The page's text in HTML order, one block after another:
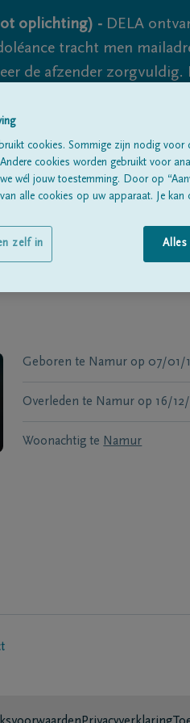
oplichting) - DELA
tracht men
de afzender
volledig uit te sluiten,
Geboren te Namur op 07/01/
Overleden te Namur op 16/
Woonachtig te Namur
cookies. Sommige zijn nodig voor
cookies worden gebruikt voor
wél jouw toestemming. Door op
alle cookies op uw apparaat. Je kan
Alles
zelf in